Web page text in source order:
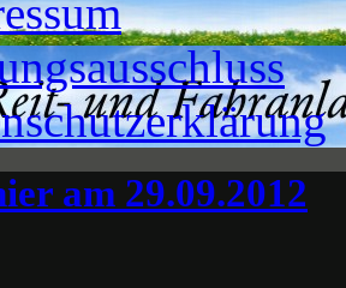
am 29.09.2012